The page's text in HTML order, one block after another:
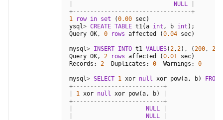
NULL
+----------------------------------+
1
row in set (0.00 sec)
ysql> CREATE TABLE t1(a int , b int );
Query OK, 0 rows affected (0.04 sec)
mysql> INSERT INTO t1 VALUES(2,2), (200,
Query OK, 2 rows affected (0.01 sec)
Records: 2
  Duplicates:
0
  Warnings:
0
mysql> SELECT 1 xor null xor pow(a, b)
FROM
+--------------------------+
1 xor null xor pow(a, b)
+--------------------------+
NULL
NULL